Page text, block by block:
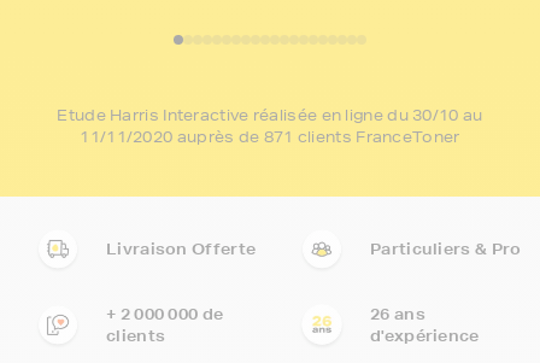
Etude Harris Interactive réalisée en ligne du 30/10 au
11/11/2020 auprès de 871 clients FranceToner
Livraison Offerte Particuliers & Pro
+ 2 000 000 de
clients
26 ans
d'expérience